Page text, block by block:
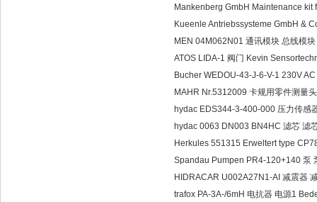
Mankenberg GmbH Maintenance
Kueenle Antriebssysteme GmbH &
MEN 04M062N01 通讯模块 总线模
ATOS LIDA-1 阀门 Kevin
Bucher WEDOU-43-J-6-V-1 230V
MAHR Nr.5312009 卡规用零件测量
hydac EDS344-3-400-000 压力传感
hydac 0063 DN003 BN4HC 滤芯 滤
Herkules 551315 Erweltert type
Spandau Pumpen PR4-120+140 泵
HIDRACAR U002A27N1-AI 减震器
trafox PA-3A-/6mH 电抗器 电源1